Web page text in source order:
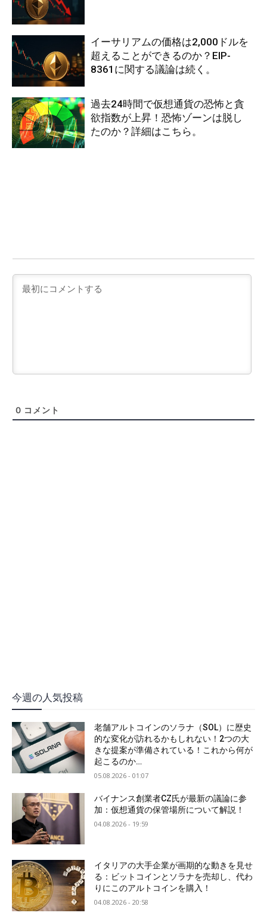
イーサリアムの価格は2,000ドルを
超えることができるのか？EIP-
8361に関する議論は続く。
過去24時間で仮想通貨の恐怖と貪
欲指数が上昇！恐怖ゾーンは脱し
たのか？詳細はこちら。
0 コメント
今週の人気投稿
老舗アルトコインのソラナ（SOL）に歴史
的な変化が訪れるかもしれない！2つの大
きな提案が準備されている！これから何が
起こるのか…
05.08.2026 - 01:07
バイナンス創業者CZ氏が最新の議論に参
加：仮想通貨の保管場所について解説！
04.08.2026 - 19:59
イタリアの大手企業が画期的な動きを見せ
る：ビットコインとソラナを売却し、代わ
りにこのアルトコインを購入！
04.08.2026 - 20:58